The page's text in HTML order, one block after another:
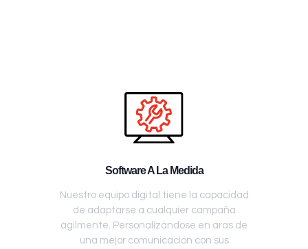
Software A La Medida
Nuestro equipo digital tiene la capacidad
de adaptarse a cualquier campaña
ágilmente. Personalizándose en aras de
una mejor comunicación con sus